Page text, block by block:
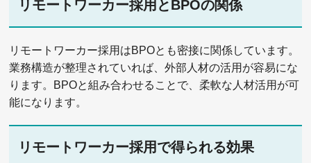
リモートワーカー採用とBPOの関係
リモートワーカー採用はBPOとも密接に関係しています。
業務構造が整理されていれば、外部人材の活用が容易にな
ります。BPOと組み合わせることで、柔軟な人材活用が可
能になります。
リモートワーカー採用で得られる効果